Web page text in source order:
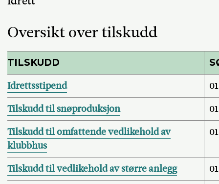
Oversikt over tilskudd
TILSKUDD
Idrettsstipend
Tilskudd til snøproduksjon
Tilskudd til omfattende vedlikehold av
klubbhus
Tilskudd til vedlikehold av større anlegg